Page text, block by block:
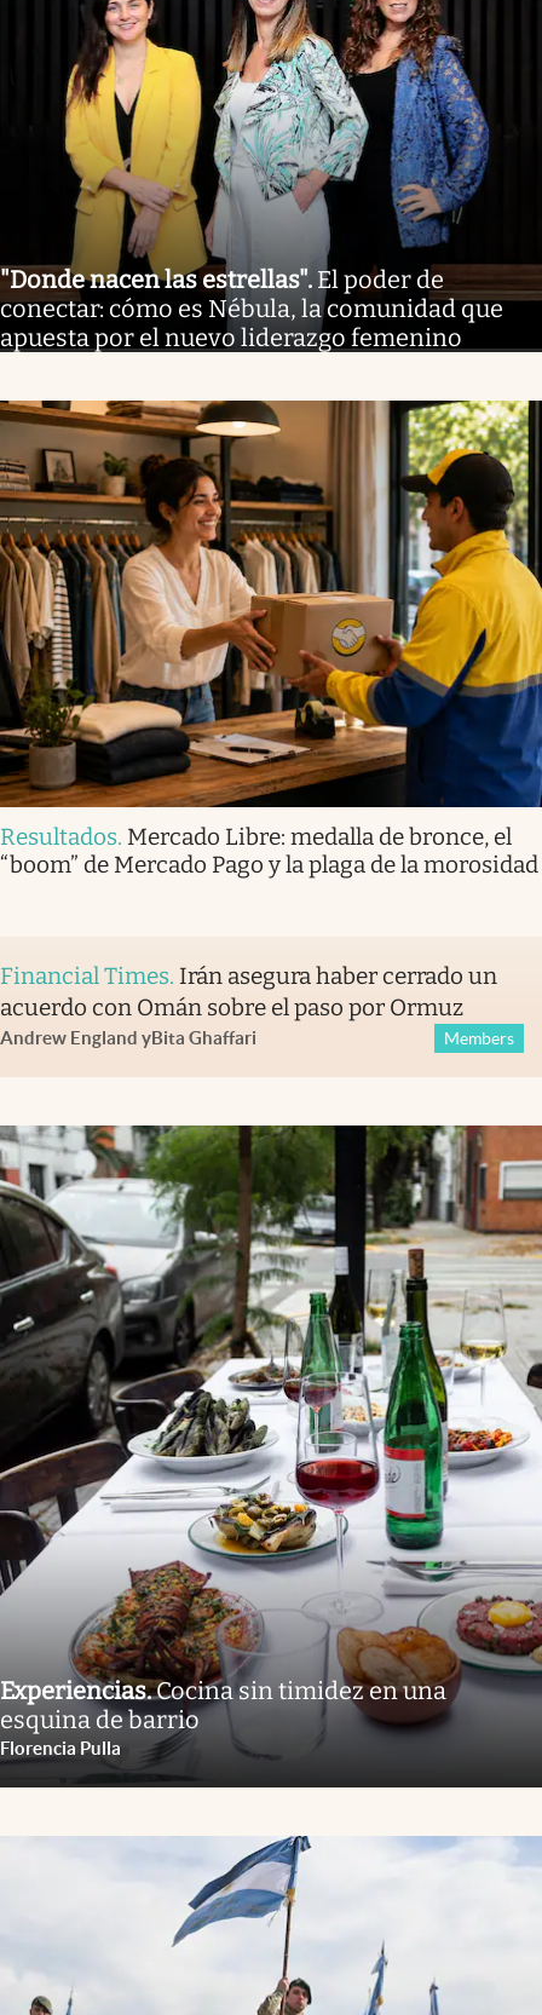
"Donde nacen las estrellas". El poder de
conectar: cómo es Nébula, la comunidad que
apuesta por el nuevo liderazgo femenino
Resultados. Mercado Libre: medalla de bronce, el
“boom” de Mercado Pago y la plaga de la morosidad
Financial Times. Irán asegura haber cerrado un
acuerdo con Omán sobre el paso por Ormuz
Andrew England yBita Ghaffari Members
Experiencias.Cocina sin timidez en una
esquina de barrio
Florencia Pulla